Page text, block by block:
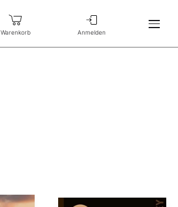
Warenkorb Anmelden